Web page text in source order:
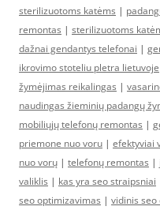
sterilizuotoms katėms |
remontas | sterilizuotoms
dažnai gendantys telefonai |
ikrovimo stoteliu pletra lietuvoje
žymėjimas reikalingas |
naudingas žieminių padangų
mobiliųjų telefonų remontas |
priemone nuo voru | efektyviai
nuo vorų | telefonų remontas |
valiklis | kas yra seo straipsniai
seo optimizavimas | vidinis